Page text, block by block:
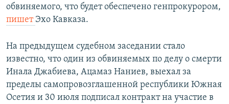
обвиняемого, что будет обеспечено генпрокурором,
пишет Эхо Кавказа.
На предыдущем судебном заседании стало
известно, что один из обвиняемых по делу о смерти
Инала Джабиева, Ацамаз Наниев, выехал за
пределы самопровозглашенной республики Южная
Осетия и 30 июля подписал контракт на участие в